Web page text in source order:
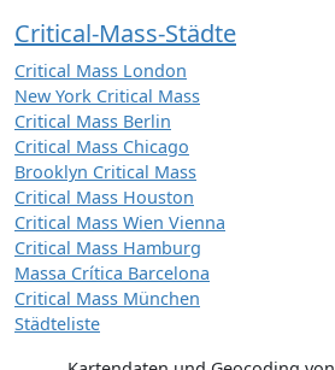
Critical-Mass-Städte
Critical Mass London
New York Critical Mass
Critical Mass Berlin
Critical Mass Chicago
Brooklyn Critical Mass
Critical Mass Houston
Critical Mass Wien Vienna
Critical Mass Hamburg
Massa Crítica Barcelona
Critical Mass München
Städteliste